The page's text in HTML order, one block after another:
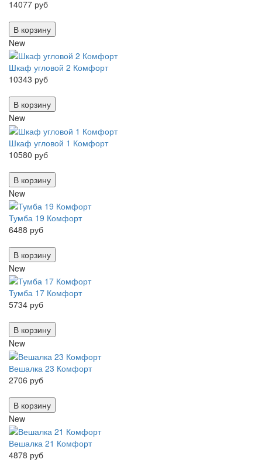
14077 руб
В корзину
New
Шкаф угловой 2 Комфорт
10343 руб
В корзину
New
Шкаф угловой 1 Комфорт
10580 руб
В корзину
New
Тумба 19 Комфорт
6488 руб
В корзину
New
Тумба 17 Комфорт
5734 руб
В корзину
New
Вешалка 23 Комфорт
2706 руб
В корзину
New
Вешалка 21 Комфорт
4878 руб